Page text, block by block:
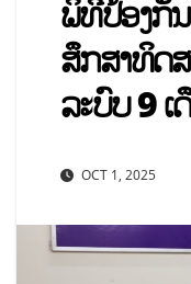
ພິທີປ້ອງກັ
ສຶກສາທິດ
ລະບົບ 9
OCT 1, 2025